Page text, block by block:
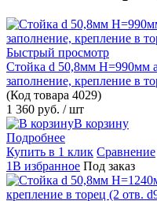
Быстрый просмотр
Стойка d 50,8мм H=990мм
заполнение, крепление в
(Код товара 4029)
1 360 руб. / шт
В корзину
Подробнее
Купить в 1 клик Сравнение
1В избранное Под заказ